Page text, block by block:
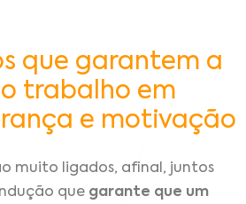
que garantem a
trabalho em
e motivação
muito ligados, afinal, juntos
que garante que um